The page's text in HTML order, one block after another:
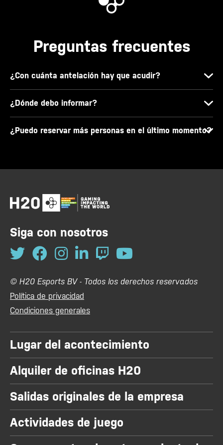
Preguntas frecuentes
¿Con cuánta antelación hay que acudir?
¿Dónde debo informar?
¿Puedo reservar más personas en el último momento?
Siga con nosotros
© H20 Esports BV - Todos los derechos reservados
Política de privacidad
Condiciones generales
Lugar del acontecimiento
Alquiler de oficinas H20
Salidas originales de la empresa
Actividades de juego